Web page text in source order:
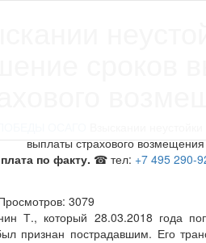
выплаты страхового возмещения
по факту. ☎ тел: +7 495 290-
3079
Т., который 28.03.2018 года
признан пострадавшим. Его